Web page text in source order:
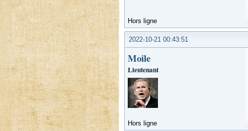
Hors ligne
2022-10-21 00:43:51
Moile
Lieutenant
Hors ligne